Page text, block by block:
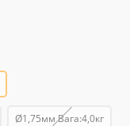
Ø1,75мм Вага:4,0кг